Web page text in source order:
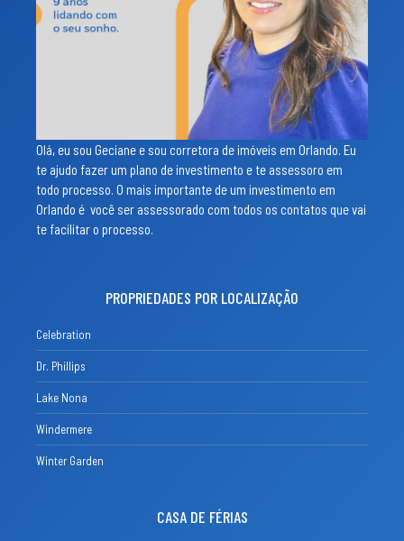
Olá, eu sou Geciane e sou corretora de imóveis em Orlando. Eu
te ajudo fazer um plano de investimento e te assessoro em
todo processo. O mais importante de um investimento em
Orlando é você ser assessorado com todos os contatos que vai
te facilitar o processo.
PROPRIEDADES POR LOCALIZAÇÃO
Celebration
Dr. Phillips
Lake Nona
Windermere
Winter Garden
CASA DE FÉRIAS